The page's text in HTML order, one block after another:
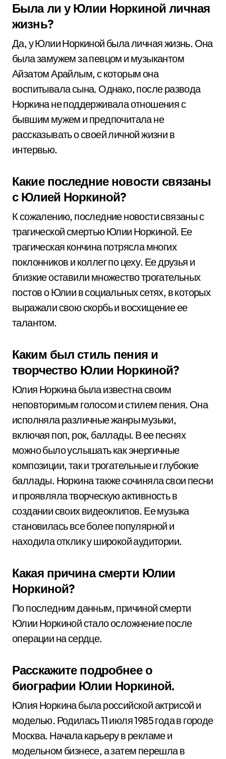
Была ли у Юлии Норкиной личная
жизнь?
Да, у Юлии Норкиной была личная жизнь. Она
была замужем за певцом и музыкантом
Айзатом Арайлым, с которым она
воспитывала сына. Однако, после развода
Норкина не поддерживала отношения с
бывшим мужем и предпочитала не
рассказывать о своей личной жизни в
интервью.
Какие последние новости связаны
с Юлией Норкиной?
К сожалению, последние новости связаны с
трагической смертью Юлии Норкиной. Ее
трагическая кончина потрясла многих
поклонников и коллег по цеху. Ее друзья и
близкие оставили множество трогательных
постов о Юлии в социальных сетях, в которых
выражали свою скорбь и восхищение ее
талантом.
Каким был стиль пения и
творчество Юлии Норкиной?
Юлия Норкина была известна своим
неповторимым голосом и стилем пения. Она
исполняла различные жанры музыки,
включая поп, рок, баллады. В ее песнях
можно было услышать как энергичные
композиции, так и трогательные и глубокие
баллады. Норкина также сочиняла свои песни
и проявляла творческую активность в
создании своих видеоклипов. Ее музыка
становилась все более популярной и
находила отклик у широкой аудитории.
Какая причина смерти Юлии
Норкиной?
По последним данным, причиной смерти
Юлии Норкиной стало осложнение после
операции на сердце.
Расскажите подробнее о
биографии Юлии Норкиной.
Юлия Норкина была российской актрисой и
моделью. Родилась 11 июля 1985 года в городе
Москва. Начала карьеру в рекламе и
модельном бизнесе, а затем перешла в